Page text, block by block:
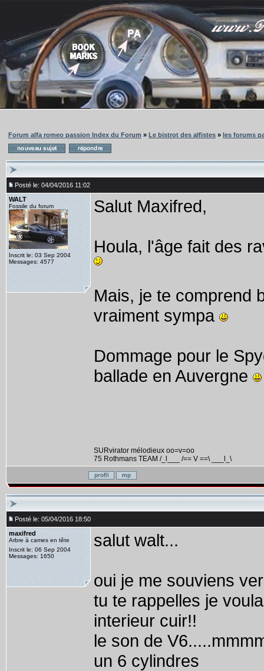
Forum alfa romeo passion Index du Forum » Le bistrot des alfistes » les forums
Posté le: 04/04/2016 11:02
WALT
Fossile du forum
Inscrit le: 03 Sep 2004
Messages: 4577
Salut Maxifred,
Houla, l'âge fait des
Mais, je te comprend
vraiment sympa
Dommage pour le
ballade en Auvergne
SURvirator mélodieux oo=v=oo
75 Rothmans TEAM /_l___ /== V ==\ ___l_\
Posté le: 05/04/2016 18:50
maxifred
Arbre à cames en tête
Inscrit le: 06 Sep 2004
Messages: 1650
salut walt...
oui je me souviens
tu te rappelles je
interieur cuir!!
le son de
un 6 cylindres